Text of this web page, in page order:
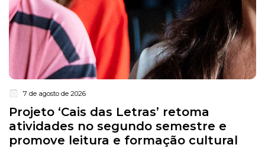
7 de agosto de 2026
Projeto ‘Cais das Letras’ retoma
atividades no segundo semestre e
promove leitura e formação cultural